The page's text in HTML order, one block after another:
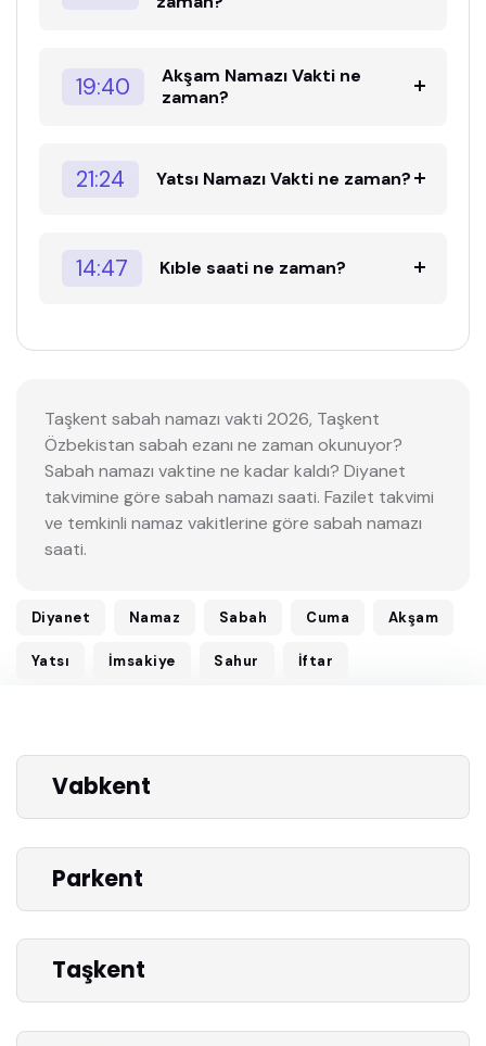
19:40
Akşam Namazı Vakti ne
zaman?
21:24 Yatsı Namazı Vakti ne zaman?
14:47 Kıble saati ne zaman?
Taşkent sabah namazı vakti 2026, Taşkent
Özbekistan sabah ezanı ne zaman okunuyor?
Sabah namazı vaktine ne kadar kaldı? Diyanet
takvimine göre sabah namazı saati. Fazilet takvimi
ve temkinli namaz vakitlerine göre sabah namazı
saati.
Diyanet Namaz Sabah Cuma Akşam
Yatsı İmsakiye Sahur İftar
Vabkent
Parkent
Taşkent